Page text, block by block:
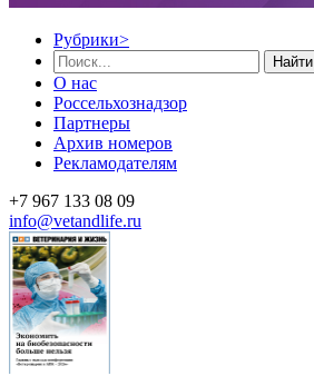
Рубрики>
Найти
О нас
Россельхознадзор
Партнеры
Архив номеров
Рекламодателям
+7 967 133 08 09
info@vetandlife.ru